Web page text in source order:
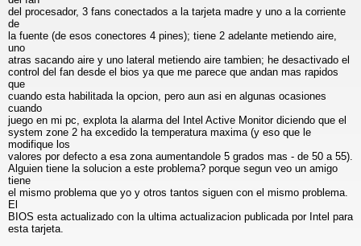
del procesador, 3 fans conectados a la tarjeta madre y uno a la corriente
de
la fuente (de esos conectores 4 pines); tiene 2 adelante metiendo aire,
uno
atras sacando aire y uno lateral metiendo aire tambien; he desactivado el
control del fan desde el bios ya que me parece que andan mas rapidos
que
cuando esta habilitada la opcion, pero aun asi en algunas ocasiones
cuando
juego en mi pc, explota la alarma del Intel Active Monitor diciendo que el
system zone 2 ha excedido la temperatura maxima (y eso que le
modifique los
valores por defecto a esa zona aumentandole 5 grados mas - de 50 a 55).
Alguien tiene la solucion a este problema? porque segun veo un amigo
tiene
el mismo problema que yo y otros tantos siguen con el mismo problema.
El
BIOS esta actualizado con la ultima actualizacion publicada por Intel para
esta tarjeta.